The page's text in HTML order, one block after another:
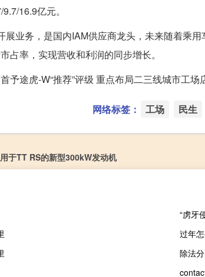
16.9亿元。
展业务，是国内IAM供应商龙头，未来随着乘
占率，实现营收和利润的同步增长。
予途虎-W“推荐”评级 重点布局二三线城市工
网络标签： 工场 民生
于TT RS的新型300kW发动机
“虏牙
过年
除法